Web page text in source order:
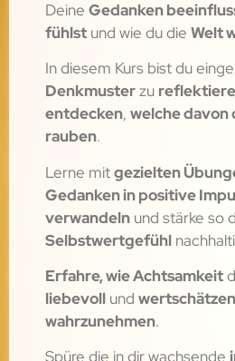
Deine Gedanken
fühlst und wie du die Welt
In diesem Kurs bist du
Denkmusterzu
entdecken, welche davon
rauben.
Lerne mitgezielten
Gedanken in positive
verwandeln und stärke so
Selbstwertgefühl
Erfahre, wie Achtsamkeit
liebevoll und
wahrzunehmen.
Spüre die in dir wachsende